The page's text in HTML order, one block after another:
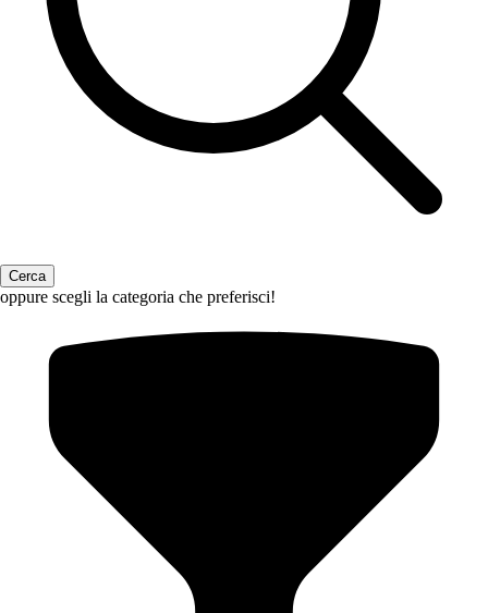
oppure scegli la categoria che preferisci!